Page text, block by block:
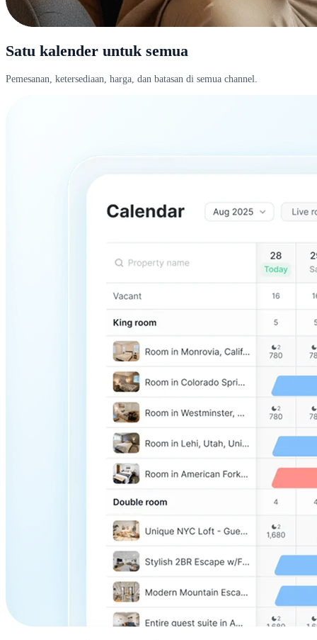
Satu kalender untuk semua
Pemesanan, ketersediaan, harga, dan batasan di semua channel.